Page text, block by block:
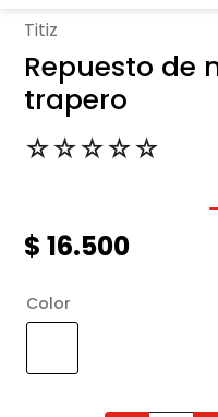
titiz
Repuesto de
trapero
☆☆☆☆☆
$ 16.500
Color